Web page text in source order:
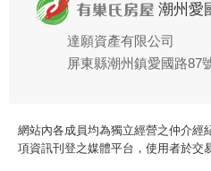
潮州愛
達願資產有限公司
屏東縣潮州鎮愛國路87
網站內各成員均為獨立經營之仲介經
項資訊刊登之媒體平台，使用者於交